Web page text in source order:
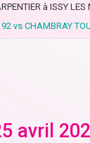
à ISSY
92 vs CHAMBRAY
avril